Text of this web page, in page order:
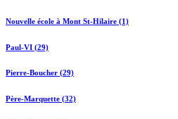
Nouvelle école à Mont St-Hilaire (1)
Paul-VI (29)
Pierre-Boucher (29)
Père-Marquette (32)